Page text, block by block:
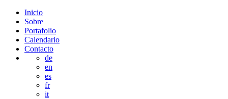
Inicio
Sobre
Portafolio
Calendario
Contacto
de
en
es
fr
it